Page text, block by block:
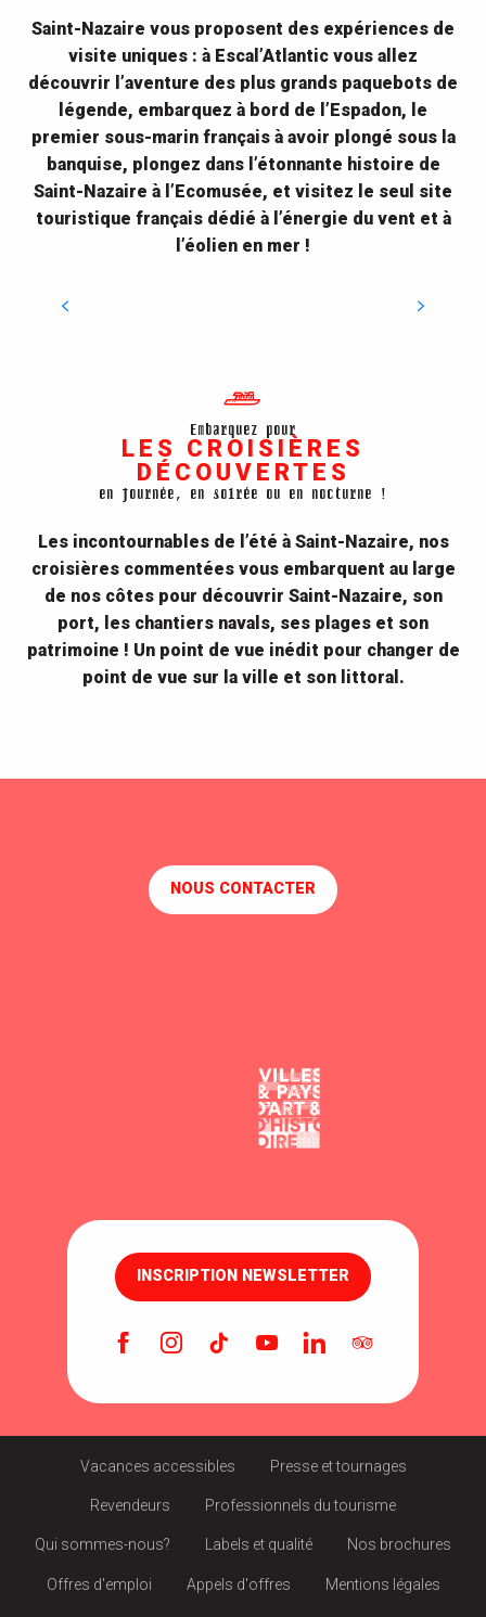
Saint-Nazaire vous proposent des expériences de
visite uniques : à Escal’Atlantic vous allez
découvrir l’aventure des plus grands paquebots de
légende, embarquez à bord de l’Espadon, le
premier sous-marin français à avoir plongé sous la
banquise, plongez dans l’étonnante histoire de
Saint-Nazaire à l’Ecomusée, et visitez le seul site
touristique français dédié à l’énergie du vent et à
l’éolien en mer !
Écomusée
Embarquez pour
LES CROISIÈRES
DÉCOUVERTES
en journée, en soirée ou en nocturne !
Les incontournables de l’été à Saint-Nazaire, nos
croisières commentées vous embarquent au large
de nos côtes pour découvrir Saint-Nazaire, son
port, les chantiers navals, ses plages et son
patrimoine ! Un point de vue inédit pour changer de
point de vue sur la ville et son littoral.
Les croisières découvertes
Au départ de Saint-Nazaire, de mai à
septembre (selon la formule), les croisières
découvertes commentées en journée ou en
nocturne offrent un point de vue imprenable
sur la...
NOUS CONTACTER
INSCRIPTION NEWSLETTER
Vacances accessibles Presse et tournages
Revendeurs Professionnels du tourisme
Qui sommes-nous? Labels et qualité Nos brochures
Offres d'emploi Appels d'offres Mentions légales